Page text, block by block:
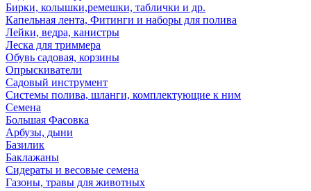
Бирки, колышки,ремешки, таблички и др.
Капельная лента, Фитинги и наборы для полива
Лейки, ведра, канистры
Леска для триммера
Обувь садовая, корзины
Опрыскиватели
Садовый инструмент
Системы полива, шланги, комплектующие к ним
Семена
Большая Фасовка
Арбузы, дыни
Базилик
Баклажаны
Сидераты и весовые семена
Газоны, травы для животных